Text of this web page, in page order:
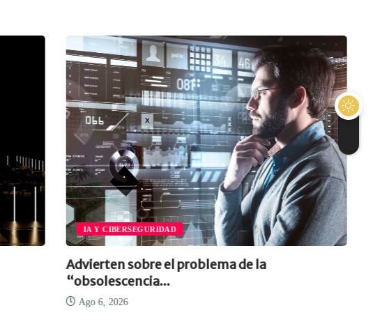
IA Y CIBERSEGURIDAD
Advierten sobre el problema de la
“obsolescencia...
Ago 6, 2026